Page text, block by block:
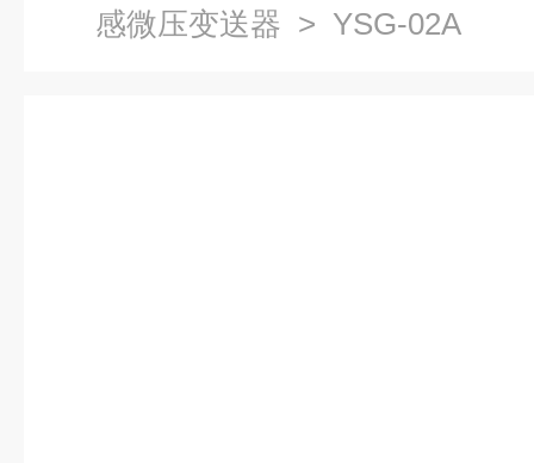
感微压变送器 > YSG-02A